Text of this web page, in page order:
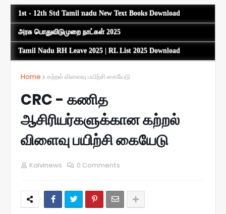
1st - 12th Std Tamil nadu New Text Books Download
அரசு பொதுவிடுமுறை நாட்கள் 2025
Tamil Nadu RH Leave 2025 | RL List 2025 Download
Home கற்றல் விளைவு பயிற்சி கையேடு
CRC - கணித
ஆசிரியர்களுக்கான கற்றல்
விளைவு பயிற்சி கையேடு
Kalvinews 0 Comments